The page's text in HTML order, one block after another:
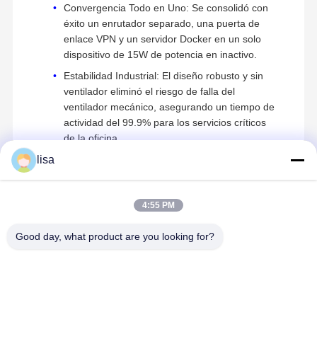
Convergencia Todo en Uno: Se consolidó con
éxito un enrutador separado, una puerta de
enlace VPN y un servidor Docker en un solo
dispositivo de 15W de potencia en inactivo.
Estabilidad Industrial: El diseño robusto y sin
ventilador eliminó el riesgo de falla del
ventilador mecánico, asegurando un tiempo de
actividad del 99.9% para los servicios críticos
de la oficina.
Productos Recomendados
lisa
4:55 PM
Good day, what product are you looking for?